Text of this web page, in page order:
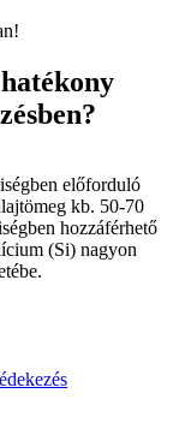
előforduló
kb. 50-70
hozzáférhető
(Si) nagyon